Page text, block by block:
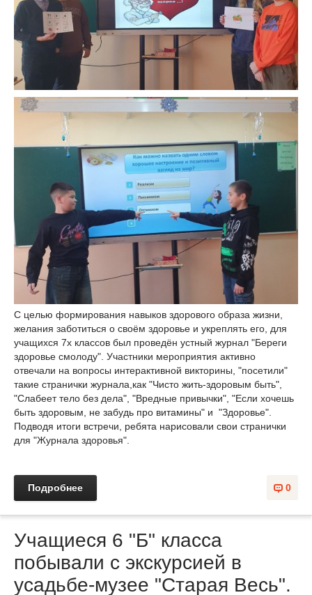
С целью формирования навыков здорового образа жизни,
желания заботиться о своём здоровье и укреплять его, для
учащихся 7х классов был проведён устный журнал "Береги
здоровье смолоду". Участники мероприятия активно
отвечали на вопросы интерактивной викторины, "посетили"
такие странички журнала,как "Чисто жить-здоровым быть",
"Слабеет тело без дела", "Вредные привычки", "Если хочешь
быть здоровым, не забудь про витамины" и "Здоровье".
Подводя итоги встречи, ребята нарисовали свои странички
для "Журнала здоровья".
0
Подробнее
Учащиеся 6 "Б" класса
побывали с экскурсией в
усадьбе-музее "Старая Весь".